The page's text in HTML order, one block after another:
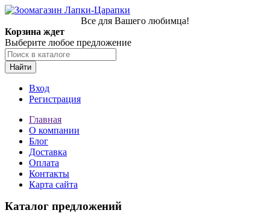
Все для Вашего любимца!
Корзина ждет
Выберите любое предложение
Найти
Вход
Регистрация
Главная
О компании
Блог
Доставка
Оплата
Контакты
Карта сайта
Каталог предложений